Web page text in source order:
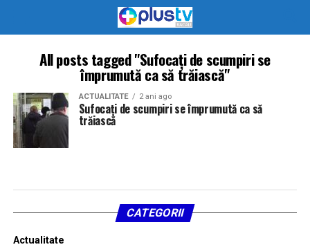
All posts tagged "Sufocați de scumpiri se
împrumută ca să trăiască"
ACTUALITATE 2 ani ago
Sufocați de scumpiri se împrumută ca să
trăiască
CATEGORII
Actualitate